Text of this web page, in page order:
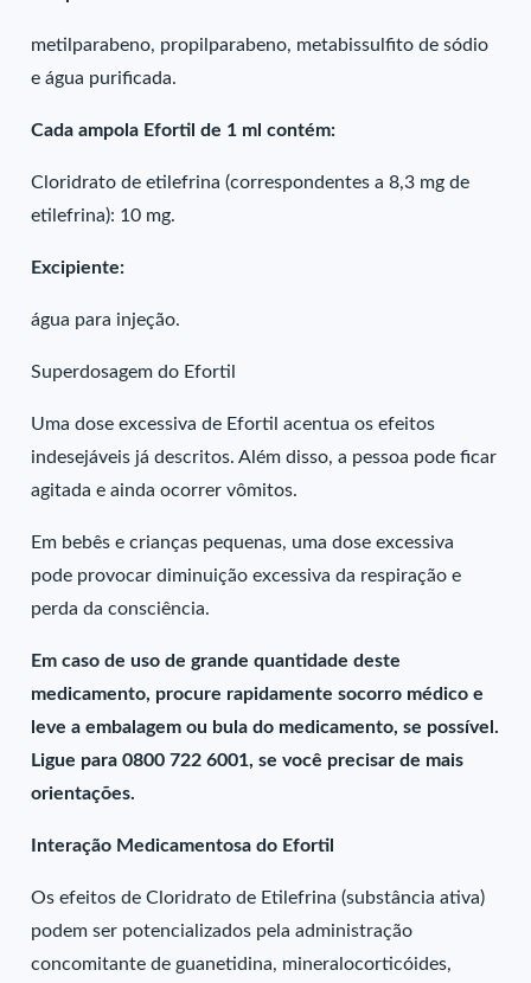
metilparabeno, propilparabeno, metabissulfito de sódio
e água purificada.
Cada ampola Efortil de 1 ml contém:
Cloridrato de etilefrina (correspondentes a 8,3 mg de
etilefrina): 10 mg.
Excipiente:
água para injeção.
Superdosagem do Efortil
Uma dose excessiva de Efortil acentua os efeitos
indesejáveis já descritos. Além disso, a pessoa pode ficar
agitada e ainda ocorrer vômitos.
Em bebês e crianças pequenas, uma dose excessiva
pode provocar diminuição excessiva da respiração e
perda da consciência.
Em caso de uso de grande quantidade deste
medicamento, procure rapidamente socorro médico e
leve a embalagem ou bula do medicamento, se possível.
Ligue para 0800 722 6001, se você precisar de mais
orientações.
Interação Medicamentosa do Efortil
Os efeitos de Cloridrato de Etilefrina (substância ativa)
podem ser potencializados pela administração
concomitante de guanetidina, mineralocorticóides,